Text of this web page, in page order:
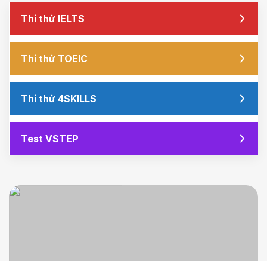
Thi thử IELTS
Thi thử TOEIC
Thi thử 4SKILLS
Test VSTEP